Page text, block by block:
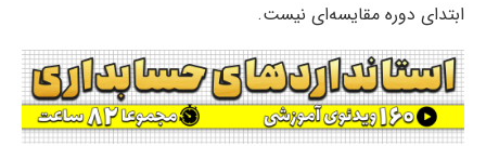
ابتدای دوره مقایسه‌ای نیست.